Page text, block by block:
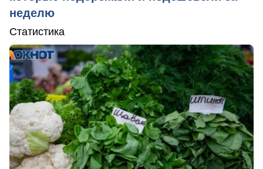
неделю
Статистика